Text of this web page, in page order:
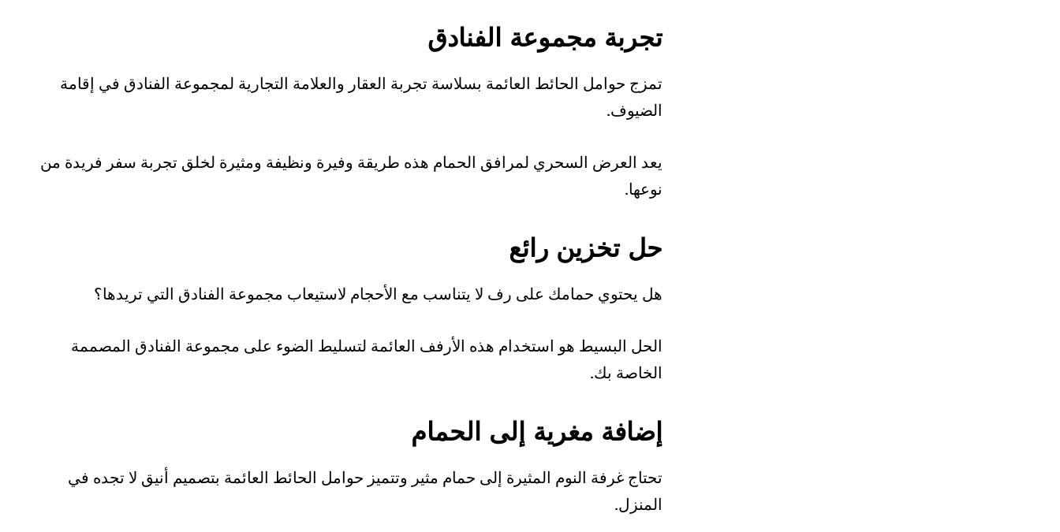
تجربة مجموعة الفنادق
تمزج حوامل الحائط العائمة بسلاسة تجربة العقار والعلامة التجارية لمجموعة الفنادق في إقامة
الضيوف.
يعد العرض السحري لمرافق الحمام هذه طريقة وفيرة ونظيفة ومثيرة لخلق تجربة سفر فريدة من
نوعها.
حل تخزين رائع
هل يحتوي حمامك على رف لا يتناسب مع الأحجام لاستيعاب مجموعة الفنادق التي تريدها؟
الحل البسيط هو استخدام هذه الأرفف العائمة لتسليط الضوء على مجموعة الفنادق المصممة
الخاصة بك.
إضافة مغرية إلى الحمام
تحتاج غرفة النوم المثيرة إلى حمام مثير وتتميز حوامل الحائط العائمة بتصميم أنيق لا تجده في
المنزل.